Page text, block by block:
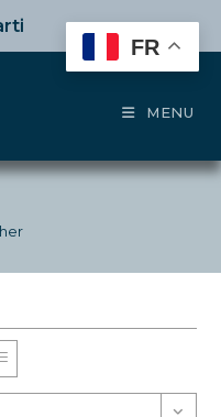
de 50€ d’achat,10%
MENU
FR